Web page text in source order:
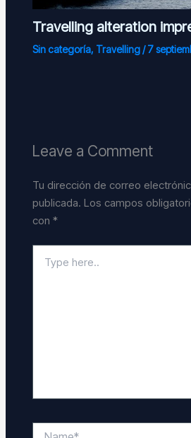
Travelling alteration
Sin categoría, Travelling/7
Leave a Comment
Tu dirección de correo
publicada. Los campos
con *
here..